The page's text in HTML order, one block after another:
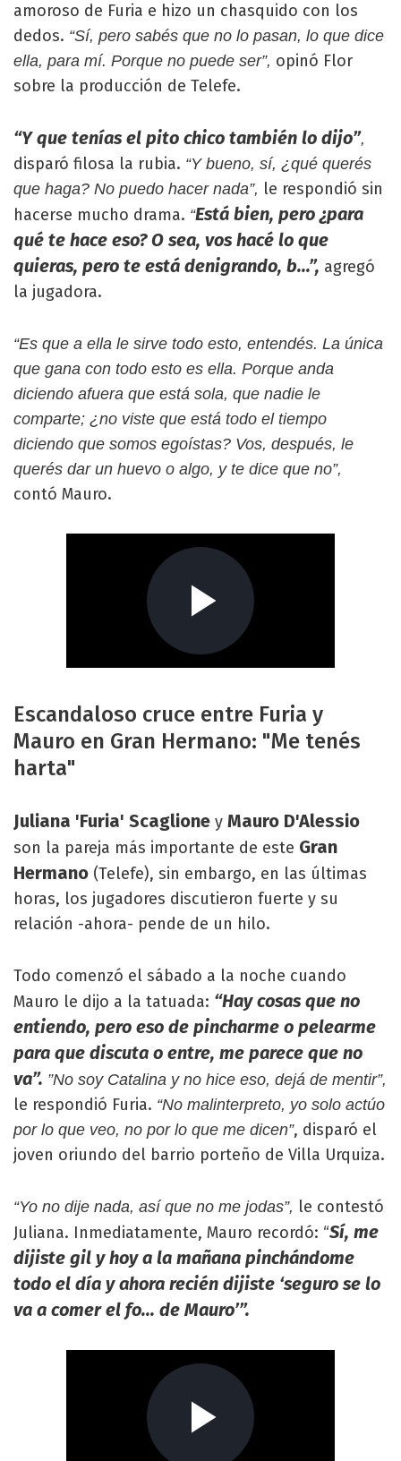
amoroso de Furia e hizo un chasquido con los
dedos. “Sí, pero sabés que no lo pasan, lo que dice
ella, para mí. Porque no puede ser”, opinó Flor
sobre la producción de Telefe.
“Y que tenías el pito chico también lo dijo”,
disparó filosa la rubia. “Y bueno, sí, ¿qué querés
que haga? No puedo hacer nada”, le respondió sin
hacerse mucho drama. “Está bien, pero ¿para
qué te hace eso? O sea, vos hacé lo que
quieras, pero te está denigrando, b...”, agregó
la jugadora.
“Es que a ella le sirve todo esto, entendés. La única
que gana con todo esto es ella. Porque anda
diciendo afuera que está sola, que nadie le
comparte; ¿no viste que está todo el tiempo
diciendo que somos egoístas? Vos, después, le
querés dar un huevo o algo, y te dice que no”,
contó Mauro.
Escandaloso cruce entre Furia y
Mauro en Gran Hermano: "Me tenés
harta"
Juliana 'Furia' Scaglione y Mauro D'Alessio
son la pareja más importante de este Gran
Hermano (Telefe), sin embargo, en las últimas
horas, los jugadores discutieron fuerte y su
relación -ahora- pende de un hilo.
Todo comenzó el sábado a la noche cuando
Mauro le dijo a la tatuada: “Hay cosas que no
entiendo, pero eso de pincharme o pelearme
para que discuta o entre, me parece que no
va”. ”No soy Catalina y no hice eso, dejá de mentir”,
le respondió Furia. “No malinterpreto, yo solo actúo
por lo que veo, no por lo que me dicen”, disparó el
joven oriundo del barrio porteño de Villa Urquiza.
“Yo no dije nada, así que no me jodas”, le contestó
Juliana. Inmediatamente, Mauro recordó: “Sí, me
dijiste gil y hoy a la mañana pinchándome
todo el día y ahora recién dijiste ‘seguro se lo
va a comer el fo... de Mauro’”.